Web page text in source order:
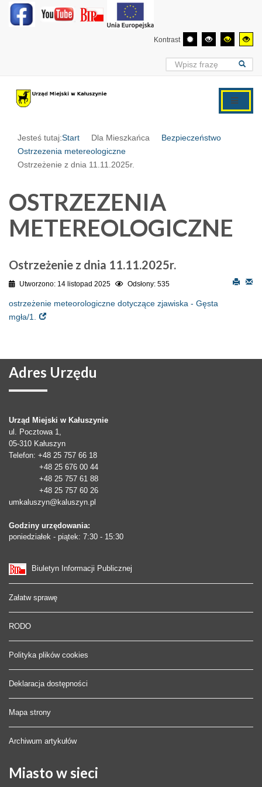
Kontrast
Jesteś tutaj:Start Dla Mieszkańca
Bezpieczeństwo
Ostrzezenia metereologiczne
Ostrzeżenie z dnia 11.11.2025r.
OSTRZEZENIA
METEREOLOGICZNE
Ostrzeżenie z dnia 11.11.2025r.
Utworzono: 14 listopad 2025 Odsłony: 535
ostrzeżenie meteorologiczne dotyczące zjawiska - Gęsta
mgła/1.
Adres Urzędu
Urząd Miejski w Kałuszynie
ul. Pocztowa 1,
05-310 Kałuszyn
Telefon: +48 25 757 66 18
+48 25 676 00 44
+48 25 757 61 88
+48 25 757 60 26
umkaluszyn@kaluszyn.pl
Godziny urzędowania:
poniedziałek - piątek: 7:30 - 15:30
Biuletyn Informacji Publicznej
Załatw sprawę
RODO
Polityka plików cookies
Deklaracja dostępności
Mapa strony
Archiwum artykułów
Miasto w sieci